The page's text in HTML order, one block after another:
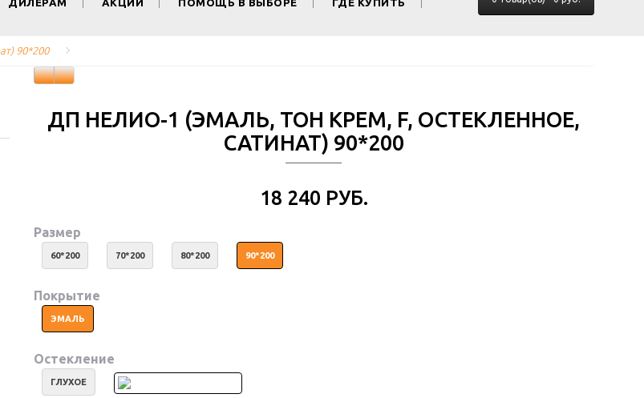
ДИЛЕРАМ АКЦИИ ПОМОЩЬ В ВЫБОРЕ ГДЕ КУПИТЬ
90*200
ДП НЕЛИО-1 (ЭМАЛЬ, ТОН КРЕМ, F, ОСТЕКЛЕННОЕ,
САТИНАТ) 90*200
18 240 РУБ.
Размер
60*200 70*200 80*200 90*200
Покрытие
ЭМАЛЬ
Остекление
ГЛУХОЕ